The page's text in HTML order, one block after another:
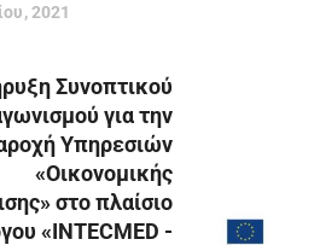
2021
Συνοπτικού
για την
Υπηρεσιών
«Οικονομικής
στo πλαίσιo
«INTECMED -